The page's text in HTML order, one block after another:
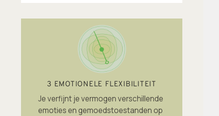
3 EMOTIONELE FLEXIBILITEIT
Je verfijnt je vermogen verschillende
emoties en gemoedstoestanden op